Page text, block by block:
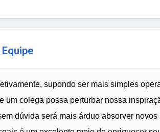
supondo ser mais simples
um colega possa perturbar nossa
dúvida será mais árduo absorver novos